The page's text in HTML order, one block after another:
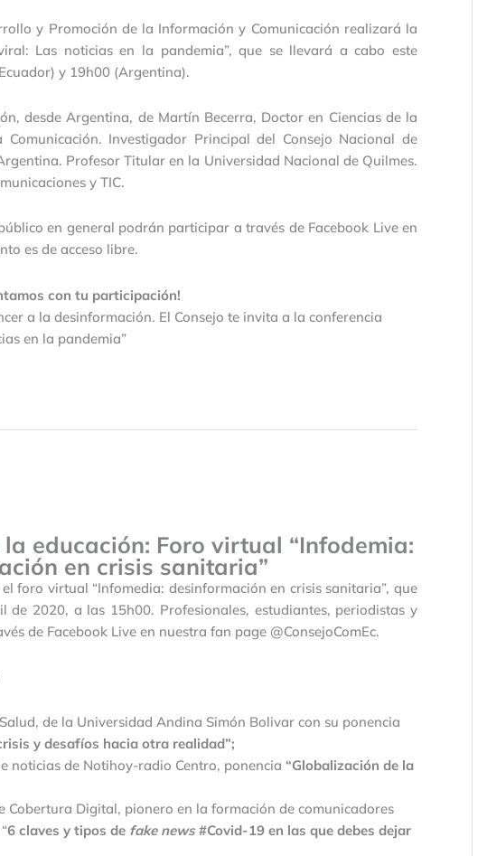
y Promoción de la Información y Comunicación realizará la
Las noticias en la pandemia”, que se llevará a cabo este
y 19h00 (Argentina).
desde Argentina, de Martín Becerra, Doctor en Ciencias de la
Investigador Principal del Consejo Nacional de
Profesor Titular en la Universidad Nacional de Quilmes.
y TIC.
en general podrán participar a través de Facebook Live en
es de acceso libre.
con tu participación!
a la desinformación. El Consejo te invita a la conferencia
en la pandemia”
educación: Foro virtual “Infodemia:
en crisis sanitaria”
foro virtual “Infomedia: desinformación en crisis sanitaria”, que
de 2020, a las 15h00. Profesionales, estudiantes, periodistas y
de Facebook Live en nuestra fan page @ConsejoComEc.
de la Universidad Andina Simón Bolivar con su ponencia
y desafíos hacia otra realidad”;
noticias de Notihoy-radio Centro, ponencia “Globalización de la
Cobertura Digital, pionero en la formación de comunicadores
6 claves y tipos de fake news#Covid-19 en las que debes dejar